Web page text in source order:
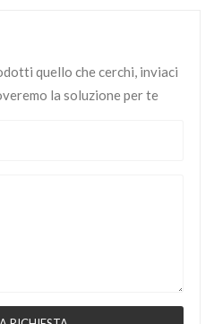
quello che cerchi, inviaci
la soluzione per te